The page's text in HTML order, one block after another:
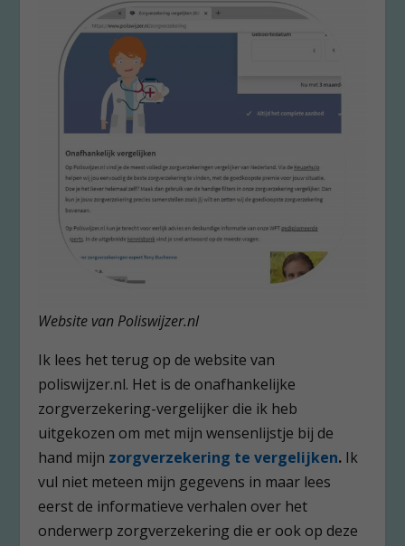
Website van Poliswijzer.nl
Ik lees het terug op de website van
poliswijzer.nl. Het is de onafhankelijke
zorgverzekering-vergelijker die ik heb
uitgekozen om met mijn wensenlijstje bij de
hand mijn zorgverzekering te vergelijken. Ik
vul niet meteen mijn gegevens in maar lees
eerst de informatieve verhalen over het
onderwerp zorgverzekering die er ook op deze